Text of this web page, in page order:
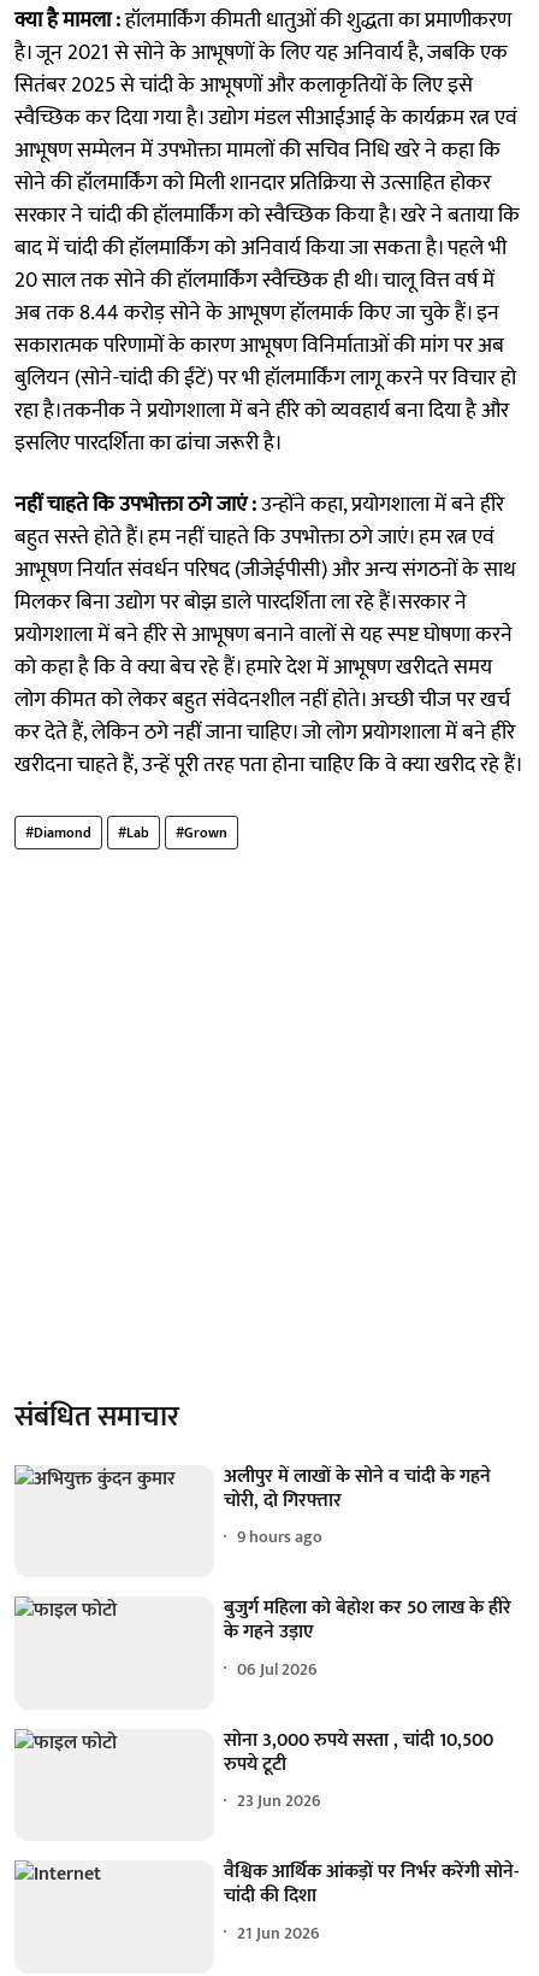
क्या है मामला :हॉलमार्किंग कीमती धातुओं की शुद्धता का प्रमाणीकरण
है। जून 2021 से सोने के आभूषणों के लिए यह अनिवार्य है, जबकि एक
सितंबर 2025 से चांदी के आभूषणों और कलाकृतियों के लिए इसे
स्वैच्छिक कर दिया गया है। उद्योग मंडल सीआईआई के कार्यक्रम रत्न एवं
आभूषण सम्मेलन में उपभोक्ता मामलों की सचिव निधि खरे ने कहा कि
सोने की हॉलमार्किंग को मिली शानदार प्रतिक्रिया से उत्साहित होकर
सरकार ने चांदी की हॉलमार्किंग को स्वैच्छिक किया है। खरे ने बताया कि
बाद में चांदी की हॉलमार्किंग को अनिवार्य किया जा सकता है। पहले भी
20 साल तक सोने की हॉलमार्किंग स्वैच्छिक ही थी। चालू वित्त वर्ष में
अब तक 8.44 करोड़ सोने के आभूषण हॉलमार्क किए जा चुके हैं। इन
सकारात्मक परिणामों के कारण आभूषण विनिर्माताओं की मांग पर अब
बुलियन (सोने-चांदी की ईंटें) पर भी हॉलमार्किंग लागू करने पर विचार हो
रहा है।तकनीक ने प्रयोगशाला में बने हीरे को व्यवहार्य बना दिया है और
इसलिए पारदर्शिता का ढांचा जरूरी है।
नहीं चाहते कि उपभोक्ता ठगे जाएं :उन्होंने कहा, प्रयोगशाला में बने हीरे
बहुत सस्ते होते हैं। हम नहीं चाहते कि उपभोक्ता ठगे जाएं। हम रत्न एवं
आभूषण निर्यात संवर्धन परिषद (जीजेईपीसी) और अन्य संगठनों के साथ
मिलकर बिना उद्योग पर बोझ डाले पारदर्शिता ला रहे हैं।सरकार ने
प्रयोगशाला में बने हीरे से आभूषण बनाने वालों से यह स्पष्ट घोषणा करने
को कहा है कि वे क्या बेच रहे हैं। हमारे देश में आभूषण खरीदते समय
लोग कीमत को लेकर बहुत संवेदनशील नहीं होते। अच्छी चीज पर खर्च
कर देते हैं, लेकिन ठगे नहीं जाना चाहिए। जो लोग प्रयोगशाला में बने हीरे
खरीदना चाहते हैं, उन्हें पूरी तरह पता होना चाहिए कि वे क्या खरीद रहे हैं।
#Diamond #Lab #Grown
संबंधित समाचार
अलीपुर में लाखों के सोने व चांदी के गहने
चोरी, दो गिरफ्तार
9 hours ago
बुजुर्ग महिला को बेहोश कर 50 लाख के हीरे
के गहने उड़ाए
06 Jul 2026
सोना 3,000 रुपये सस्ता , चांदी 10,500
रुपये टूटी
23 Jun 2026
वैश्विक आर्थिक आंकड़ों पर निर्भर करेंगी सोने-
चांदी की दिशा
21 Jun 2026